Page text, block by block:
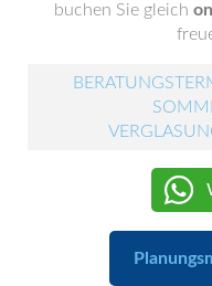
buchen Sie gleich